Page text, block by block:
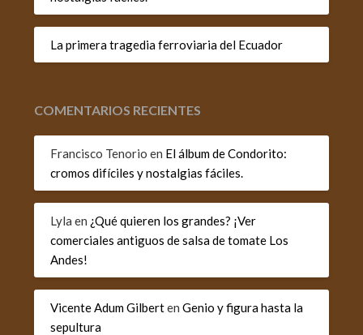
La primera tragedia ferroviaria del Ecuador
COMENTARIOS RECIENTES
Francisco Tenorio en El álbum de Condorito:
cromos difíciles y nostalgias fáciles.
Lyla en ¿Qué quieren los grandes? ¡Ver
comerciales antiguos de salsa de tomate Los
Andes!
Vicente Adum GilbertenGenio y figura hasta la
sepultura